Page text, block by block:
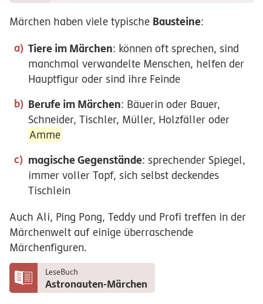
Märchen haben viele typische Bausteine:
Tiere im Märchen: können oft sprechen, sind
manchmal verwandelte Menschen, helfen der
Hauptfigur oder sind ihre Feinde
Berufe im Märchen: Bäuerin oder Bauer,
Schneider, Tischler, Müller, Holzfäller oder
Amme
magische Gegenstände: sprechender Spiegel,
immer voller Topf, sich selbst deckendes
Tischlein
Auch Ali, Ping Pong, Teddy und Profi treffen in der
Märchenwelt auf einige überraschende
Märchenfiguren.
LeseBuch
Astronauten-Märchen